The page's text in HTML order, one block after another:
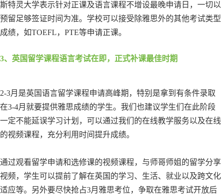
斯特灵大学表示针对正课及语言课程不增设最晚申请日，一切以
预留足够签证时间为准。学校可以接受除雅思外的其他考试类型
成绩，如TOEFL，PTE等申请正课。
3、英国留学课程语言考试在即，正式补课最佳时期
2-3月是英国语言留学课程申请高峰期，特别是拿到有条件录取
在3-4月就要提供雅思成绩的学生。我们也建议学生们在此阶段
一定不能延误学习计划，可以通过我们的在线教学服务以及在线
的视频课程，充分利用时间提升成绩。
通过观看留学申请和选修课的视频课程，与师哥师姐的留学分享
视频，学生可以提前了解在英国的学习、生活、就业以及跨文化
适应等。另外要尽快抢占3月雅思考位，争取在雅思考试开放后